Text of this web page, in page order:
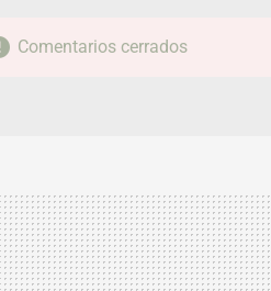
Comentarios cerrados